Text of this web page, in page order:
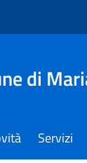
di
Servizi